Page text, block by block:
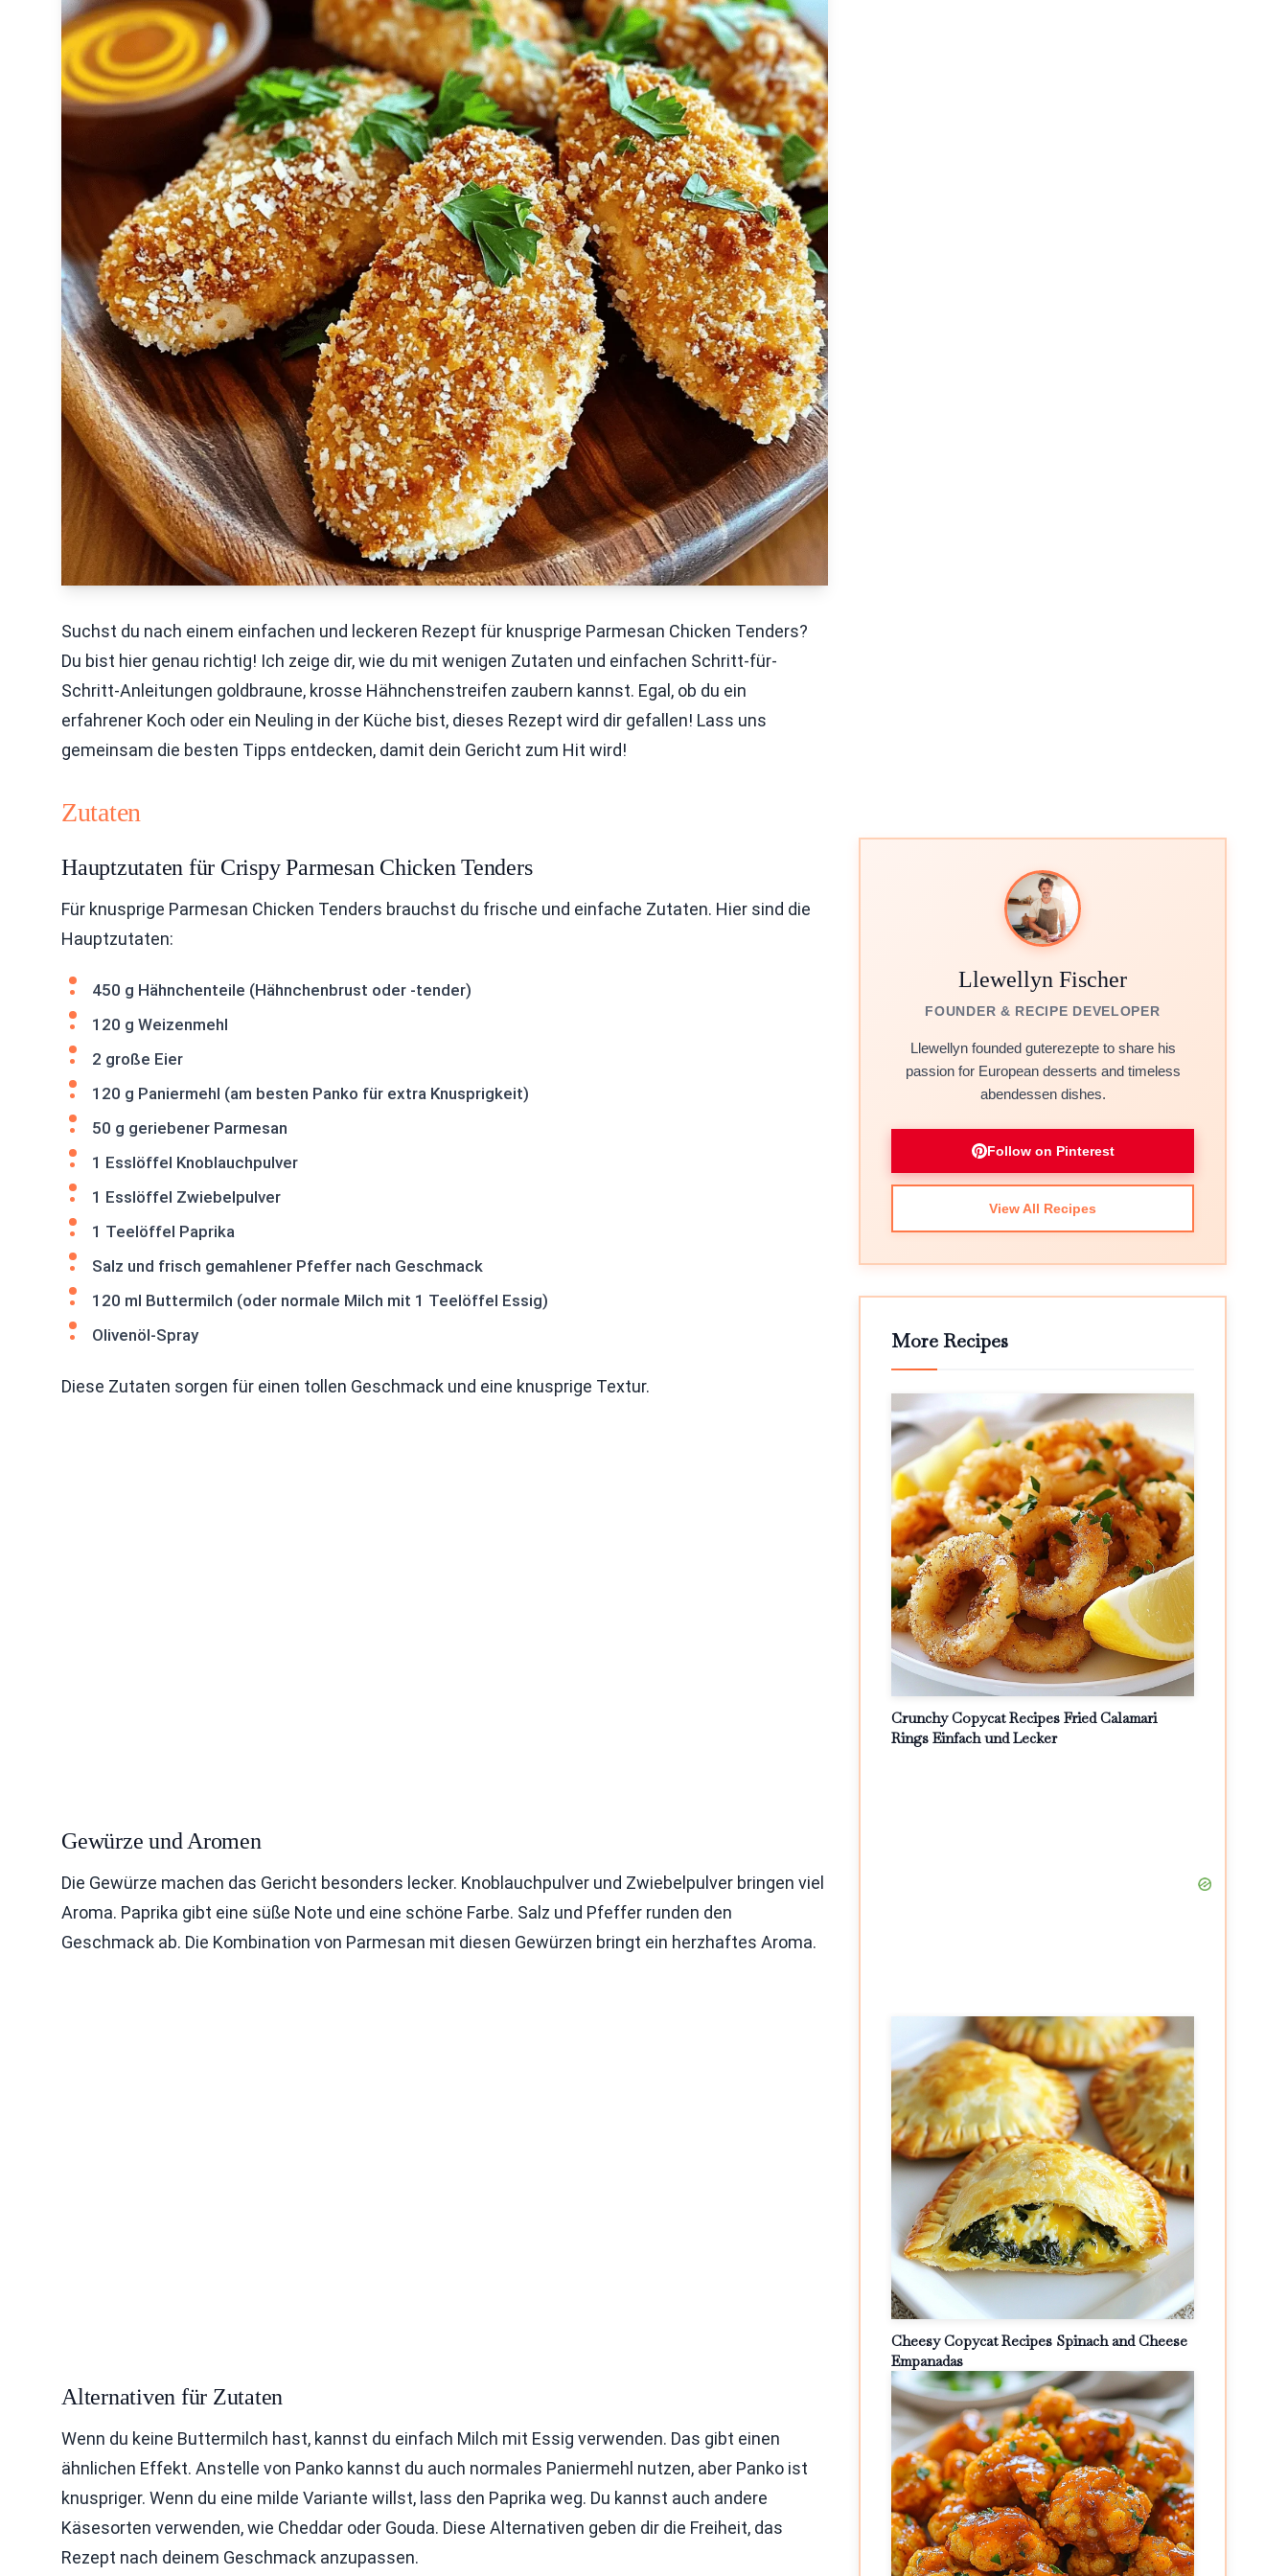
Suchst du nach einem einfachen und leckeren Rezept für knusprige Parmesan Chicken Tenders?
Du bist hier genau richtig! Ich zeige dir, wie du mit wenigen Zutaten und einfachen Schritt-für-
Schritt-Anleitungen goldbraune, krosse Hähnchenstreifen zaubern kannst. Egal, ob du ein
erfahrener Koch oder ein Neuling in der Küche bist, dieses Rezept wird dir gefallen! Lass uns
gemeinsam die besten Tipps entdecken, damit dein Gericht zum Hit wird!
Zutaten
Hauptzutaten für Crispy Parmesan Chicken Tenders
Für knusprige Parmesan Chicken Tenders brauchst du frische und einfache Zutaten. Hier sind die
Hauptzutaten:
450 g Hähnchenteile (Hähnchenbrust oder -tender)
120 g Weizenmehl
2 große Eier
120 g Paniermehl (am besten Panko für extra Knusprigkeit)
50 g geriebener Parmesan
1 Esslöffel Knoblauchpulver
1 Esslöffel Zwiebelpulver
1 Teelöffel Paprika
Salz und frisch gemahlener Pfeffer nach Geschmack
120 ml Buttermilch (oder normale Milch mit 1 Teelöffel Essig)
Olivenöl-Spray
Diese Zutaten sorgen für einen tollen Geschmack und eine knusprige Textur.
Gewürze und Aromen
Die Gewürze machen das Gericht besonders lecker. Knoblauchpulver und Zwiebelpulver bringen viel
Aroma. Paprika gibt eine süße Note und eine schöne Farbe. Salz und Pfeffer runden den
Geschmack ab. Die Kombination von Parmesan mit diesen Gewürzen bringt ein herzhaftes Aroma.
Alternativen für Zutaten
Wenn du keine Buttermilch hast, kannst du einfach Milch mit Essig verwenden. Das gibt einen
ähnlichen Effekt. Anstelle von Panko kannst du auch normales Paniermehl nutzen, aber Panko ist
knuspriger. Wenn du eine milde Variante willst, lass den Paprika weg. Du kannst auch andere
Käsesorten verwenden, wie Cheddar oder Gouda. Diese Alternativen geben dir die Freiheit, das
Rezept nach deinem Geschmack anzupassen.
Llewellyn Fischer
FOUNDER & RECIPE DEVELOPER
Llewellyn founded guterezepte to share his
passion for European desserts and timeless
abendessen dishes.
Follow on Pinterest
View All Recipes
More Recipes
Crunchy Copycat Recipes Fried Calamari
Rings Einfach und Lecker
Cheesy Copycat Recipes Spinach and Cheese
Empanadas